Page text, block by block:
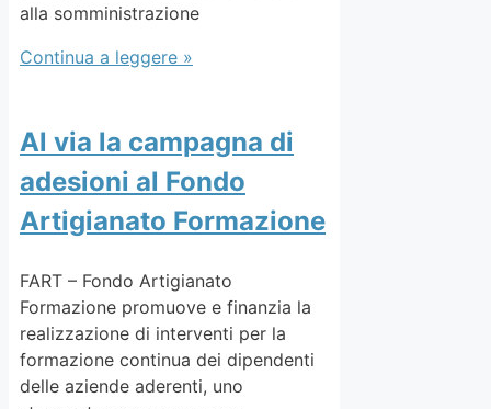
alla somministrazione
Continua a leggere »
Al via la campagna di
adesioni al Fondo
Artigianato Formazione
FART – Fondo Artigianato
Formazione promuove e finanzia la
realizzazione di interventi per la
formazione continua dei dipendenti
delle aziende aderenti, uno